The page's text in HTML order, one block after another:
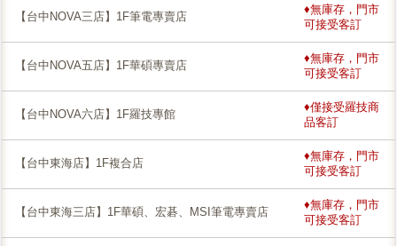
【台中NOVA三店】1F筆電專賣店
♦無庫存，門市
可接受客訂
【台中NOVA五店】1F華碩專賣店
♦無庫存，門市
可接受客訂
【台中NOVA六店】1F羅技專館
♦僅接受羅技商
品客訂
【台中東海店】1F複合店
♦無庫存，門市
可接受客訂
【台中東海三店】1F華碩、宏碁、MSI筆電專賣店
♦無庫存，門市
可接受客訂